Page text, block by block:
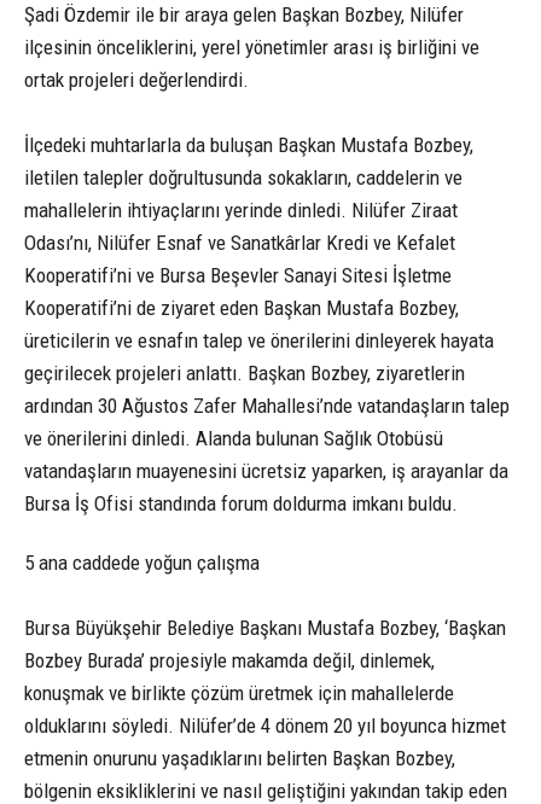
Şadi Özdemir ile bir araya gelen Başkan Bozbey, Nilüfer
ilçesinin önceliklerini, yerel yönetimler arası iş birliğini ve
ortak projeleri değerlendirdi.
İlçedeki muhtarlarla da buluşan Başkan Mustafa Bozbey,
iletilen talepler doğrultusunda sokakların, caddelerin ve
mahallelerin ihtiyaçlarını yerinde dinledi. Nilüfer Ziraat
Odası’nı, Nilüfer Esnaf ve Sanatkârlar Kredi ve Kefalet
Kooperatifi’ni ve Bursa Beşevler Sanayi Sitesi İşletme
Kooperatifi’ni de ziyaret eden Başkan Mustafa Bozbey,
üreticilerin ve esnafın talep ve önerilerini dinleyerek hayata
geçirilecek projeleri anlattı. Başkan Bozbey, ziyaretlerin
ardından 30 Ağustos Zafer Mahallesi’nde vatandaşların talep
ve önerilerini dinledi. Alanda bulunan Sağlık Otobüsü
vatandaşların muayenesini ücretsiz yaparken, iş arayanlar da
Bursa İş Ofisi standında forum doldurma imkanı buldu.
5 ana caddede yoğun çalışma
Bursa Büyükşehir Belediye Başkanı Mustafa Bozbey, ‘Başkan
Bozbey Burada’ projesiyle makamda değil, dinlemek,
konuşmak ve birlikte çözüm üretmek için mahallelerde
olduklarını söyledi. Nilüfer’de 4 dönem 20 yıl boyunca hizmet
etmenin onurunu yaşadıklarını belirten Başkan Bozbey,
bölgenin eksikliklerini ve nasıl geliştiğini yakından takip eden